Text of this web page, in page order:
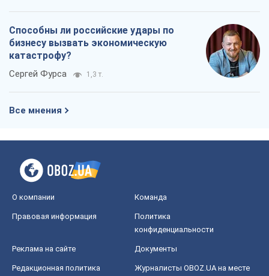
Способны ли российские удары по
бизнесу вызвать экономическую
катастрофу?
Сергей Фурса 1,3 т.
Все мнения
О компании Команда
Правовая информация
Политика
конфиденциальности
Реклама на сайте Документы
Редакционная политика
Журналисты OBOZ.UA на месте